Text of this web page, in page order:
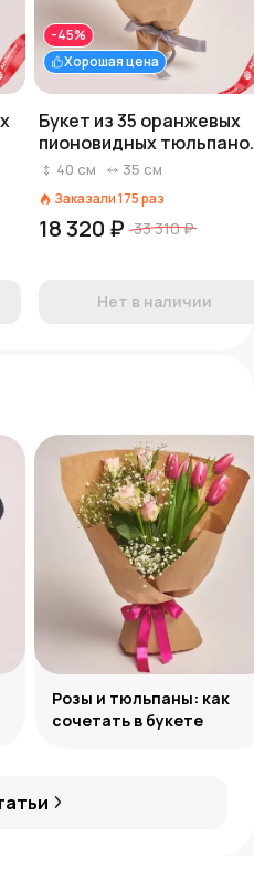
Хорошая цена
-45%
Букет из 35 оранжевых
пионовидных
в крафте
40 см 35 см
Заказали175раз
18 320 ₽ 33 310 ₽
Нет в наличии
Розы и тюльпаны: как
сочетать в букете